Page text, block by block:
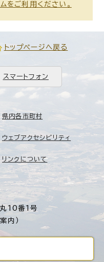
をご利用ください。
トップページへ戻る
スマートフォン
10番1号
内）
県内各市町村
ウェブアクセシビリティ
リンクについて